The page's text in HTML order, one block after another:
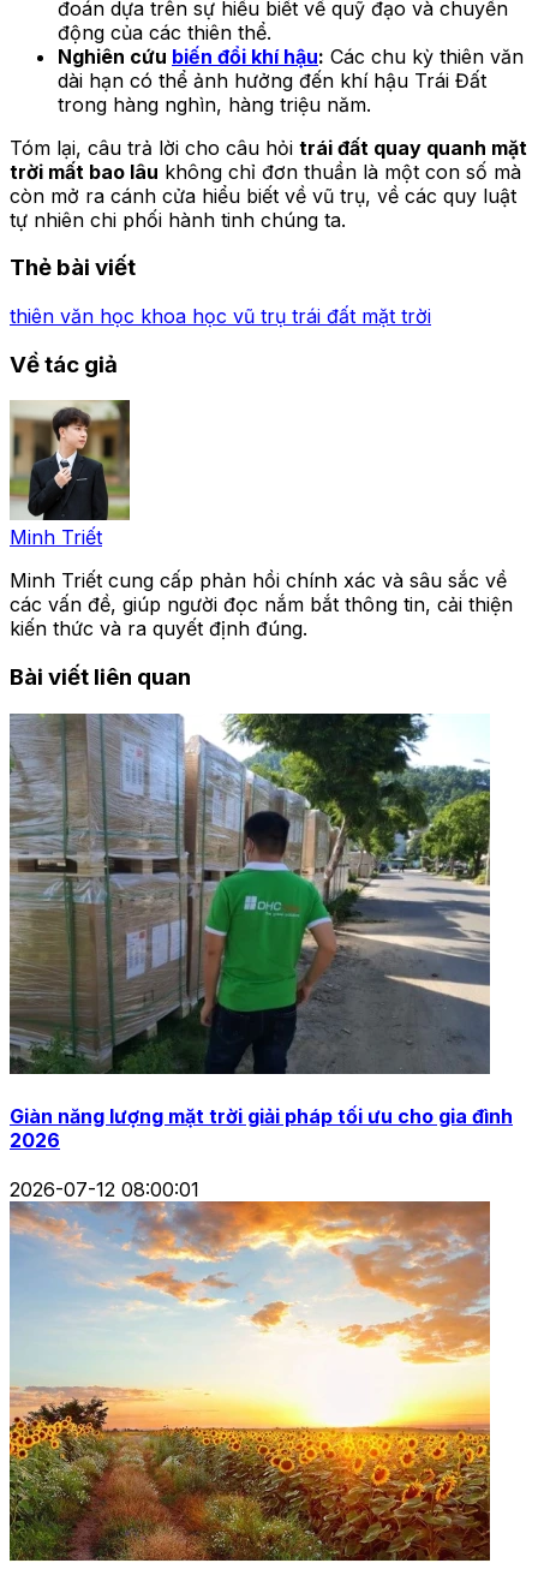
đoán dựa trên sự hiểu biết về quỹ đạo và chuyển
động của các thiên thể.
Nghiên cứu biến đổi khí hậu: Các chu kỳ thiên văn
dài hạn có thể ảnh hưởng đến khí hậu Trái Đất
trong hàng nghìn, hàng triệu năm.
Tóm lại, câu trả lời cho câu hỏi trái đất quay quanh mặt
trời mất bao lâu không chỉ đơn thuần là một con số mà
còn mở ra cánh cửa hiểu biết về vũ trụ, về các quy luật
tự nhiên chi phối hành tinh chúng ta.
Thẻ bài viết
thiên văn học khoa học vũ trụ trái đất mặt trời
Về tác giả
Minh Triết
Minh Triết cung cấp phản hồi chính xác và sâu sắc về
các vấn đề, giúp người đọc nắm bắt thông tin, cải thiện
kiến thức và ra quyết định đúng.
Bài viết liên quan
Giàn năng lượng mặt trời giải pháp tối ưu cho gia đình
2026
2026-07-12 08:00:01